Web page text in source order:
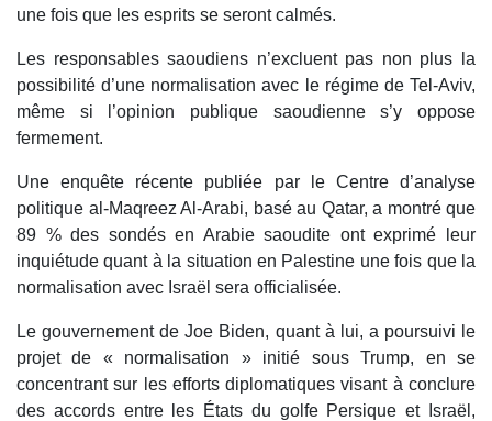
une fois que les esprits se seront calmés.
Les responsables saoudiens n’excluent pas non plus la
possibilité d’une normalisation avec le régime de Tel-Aviv,
même si l’opinion publique saoudienne s’y oppose
fermement.
Une enquête récente publiée par le Centre d’analyse
politique al-Maqreez Al-Arabi, basé au Qatar, a montré que
89 % des sondés en Arabie saoudite ont exprimé leur
inquiétude quant à la situation en Palestine une fois que la
normalisation avec Israël sera officialisée.
Le gouvernement de Joe Biden, quant à lui, a poursuivi le
projet de « normalisation » initié sous Trump, en se
concentrant sur les efforts diplomatiques visant à conclure
des accords entre les États du golfe Persique et Israël,